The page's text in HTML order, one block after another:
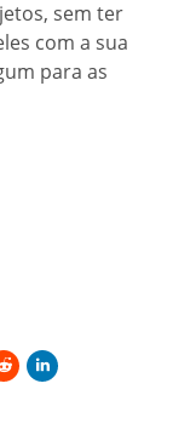
sem ter
com a sua
para as